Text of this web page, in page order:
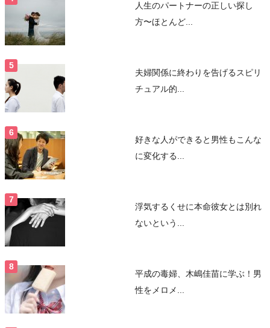
人生のパートナーの正しい探し
方〜ほとんど...
夫婦関係に終わりを告げるスピリ
チュアル的...
好きな人ができると男性もこんな
に変化する...
浮気するくせに本命彼女とは別れ
ないという...
平成の毒婦、木嶋佳苗に学ぶ！男
性をメロメ...